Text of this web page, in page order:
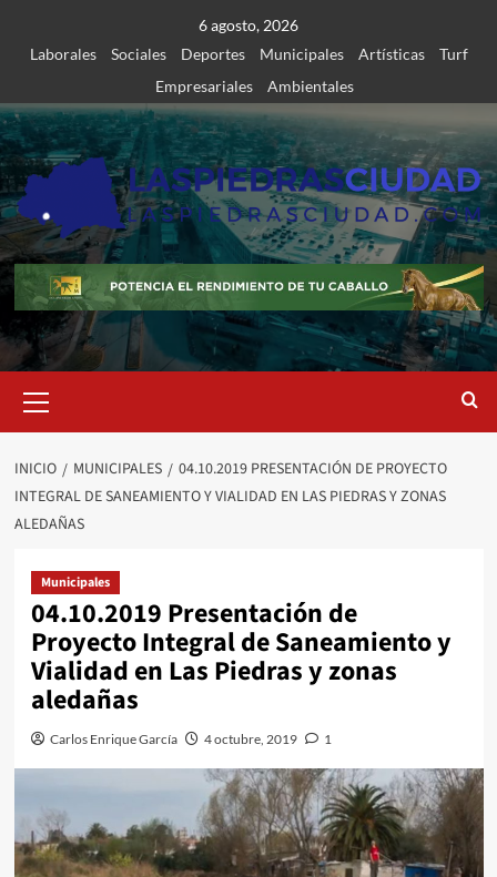
6 agosto, 2026
Laborales
Sociales Deportes Municipales Artísticas
Turf
Empresariales
Ambientales
primario
INICIO MUNICIPALES
04.10.2019 PRESENTACIÓN DE PROYECTO
INTEGRAL DE SANEAMIENTO Y VIALIDAD EN LAS PIEDRAS Y ZONAS
ALEDAÑAS
Municipales
04.10.2019 Presentación de
Proyecto Integral de Saneamiento y
Vialidad en Las Piedras y zonas
aledañas
Carlos Enrique García 4 octubre, 2019 1